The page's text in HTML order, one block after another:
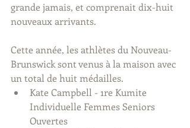
grande jamais, et comprenait dix-huit
nouveaux arrivants.
Cette année, les athlètes du Nouveau-
Brunswick sont venus à la maison avec
un total de huit médailles.
Kate Campbell - 1re Kumite
Individuelle Femmes Seniors
Ouvertes